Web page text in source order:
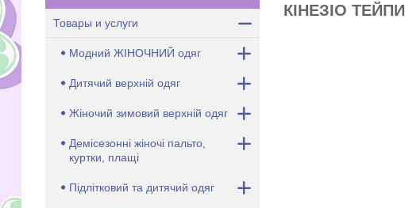
КІНЕЗІО ТЕЙПИ
Товары и услуги
Модний ЖІНОЧНИЙ одяг
Дитячий верхній одяг
Жіночий зимовий верхній одяг
Демісезонні жіночі пальто,
куртки, плащі
Підлітковий та дитячий одяг